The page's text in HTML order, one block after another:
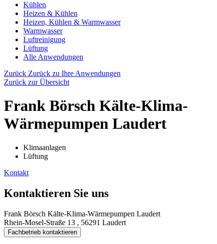
Kühlen
Heizen & Kühlen
Heizen, Kühlen & Warmwasser
Warmwasser
Luftreinigung
Lüftung
Alle Anwendungen
Zurück Zurück zu Ihre Anwendungen
Zurück zur Übersicht
Frank Börsch Kälte-Klima-
Wärmepumpen Laudert
Klimaanlagen
Lüftung
Kontakt
Kontaktieren Sie uns
Frank Börsch Kälte-Klima-Wärmepumpen Laudert
Rhein-Mosel-Straße 13 , 56291 Laudert
Fachbetrieb kontaktieren